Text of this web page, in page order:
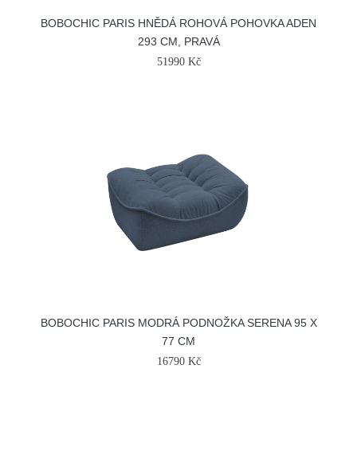
BOBOCHIC PARIS HNĚDÁ ROHOVÁ POHOVKA ADEN
293 CM, PRAVÁ
51990 Kč
BOBOCHIC PARIS MODRÁ PODNOŽKA SERENA 95 X
77 CM
16790 Kč